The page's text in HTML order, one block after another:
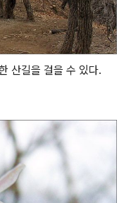
산길을 걸을 수 있다.